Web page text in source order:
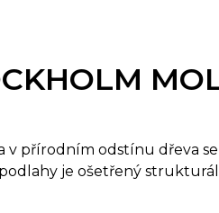
v přírodním odstínu dřeva
je ošetřený